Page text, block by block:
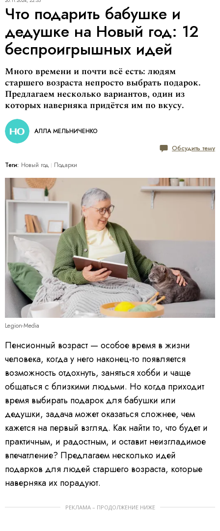
Что подарить бабушке и
дедушке на Новый год: 12
беспроигрышных идей
Много времени и почти всё есть: людям
старшего возраста непросто выбрать подарок.
Предлагаем несколько вариантов, один из
которых наверняка придётся им по вкусу.
АЛЛА МЕЛЬНИЧЕНКО
Обсудить тему
Теги: Новый год Подарки
Legion-Media
Пенсионный возраст — особое время в жизни
человека, когда у него наконец-то появляется
возможность отдохнуть, заняться хобби и чаще
общаться с близкими людьми. Но когда приходит
время выбирать подарок для бабушки или
дедушки, задача может оказаться сложнее, чем
кажется на первый взгляд. Как найти то, что будет и
практичным, и радостным, и оставит неизгладимое
впечатление? Предлагаем несколько идей
подарков для людей старшего возраста, которые
наверняка их порадуют.
РЕКЛАМА – ПРОДОЛЖЕНИЕ НИЖЕ